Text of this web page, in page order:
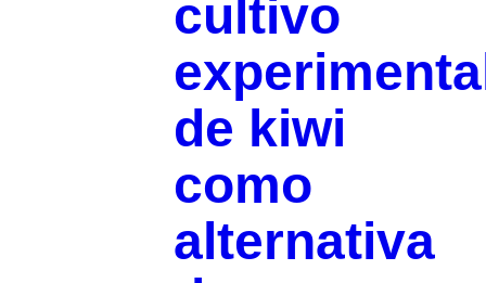
cultivo
de kiwi
como
alternativa